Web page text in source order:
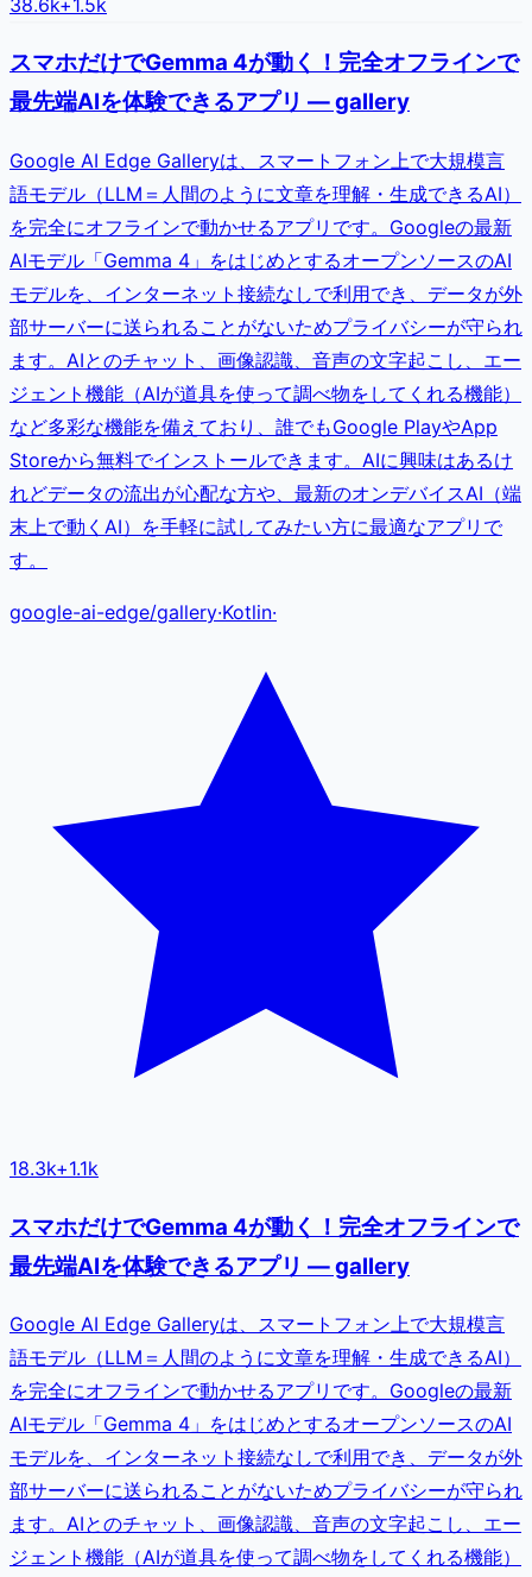
スマホだけでGemma 4が動く！完全オフラインで
最先端AIを体験できるアプリ — gallery
Google AI Edge Galleryは、スマートフォン上で大規模言
語モデル（LLM＝人間のように文章を理解・生成できるAI）
を完全にオフラインで動かせるアプリです。Googleの最新
AIモデル「Gemma 4」をはじめとするオープンソースのAI
モデルを、インターネット接続なしで利用でき、データが外
部サーバーに送られることがないためプライバシーが守られ
ます。AIとのチャット、画像認識、音声の文字起こし、エー
ジェント機能（AIが道具を使って調べ物をしてくれる機能）
など多彩な機能を備えており、誰でもGoogle PlayやApp
Storeから無料でインストールできます。AIに興味はあるけ
れどデータの流出が心配な方や、最新のオンデバイスAI（端
末上で動くAI）を手軽に試してみたい方に最適なアプリで
す。
google-ai-edge/gallery·Kotlin·
18.3k+1.1k
スマホだけでGemma 4が動く！完全オフラインで
最先端AIを体験できるアプリ — gallery
Google AI Edge Galleryは、スマートフォン上で大規模言
語モデル（LLM＝人間のように文章を理解・生成できるAI）
を完全にオフラインで動かせるアプリです。Googleの最新
AIモデル「Gemma 4」をはじめとするオープンソースのAI
モデルを、インターネット接続なしで利用でき、データが外
部サーバーに送られることがないためプライバシーが守られ
ます。AIとのチャット、画像認識、音声の文字起こし、エー
ジェント機能（AIが道具を使って調べ物をしてくれる機能）